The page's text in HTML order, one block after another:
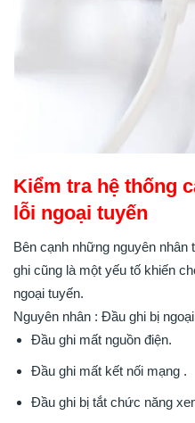
Kiểm tra hệ thống
lỗi ngoại tuyến
Bên cạnh những nguyên
ghi cũng là một yếu tố khiến
ngoại tuyến.
Nguyên nhân : Đầu ghi bị
Đầu ghi mất nguồn điện.
Đầu ghi mất kết nối mạng .
Đầu ghi bị tắt chức năng